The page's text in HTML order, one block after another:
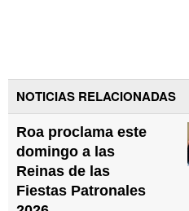
NOTICIAS RELACIONADAS
Roa proclama este
domingo a las
Reinas de las
Fiestas Patronales